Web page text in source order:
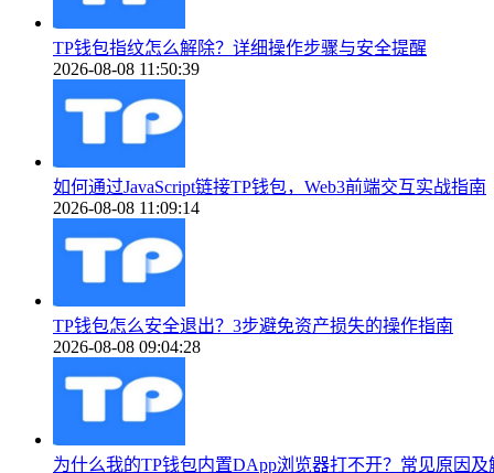
TP钱包指纹怎么解除？详细操作步骤与安全提醒
2026-08-08 11:50:39
如何通过JavaScript链接TP钱包，Web3前端交互实战指南
2026-08-08 11:09:14
TP钱包怎么安全退出？3步避免资产损失的操作指南
2026-08-08 09:04:28
为什么我的TP钱包内置DApp浏览器打不开？常见原因及